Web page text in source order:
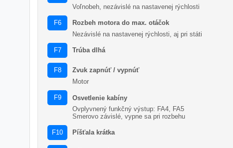
Voľnobeh, nezávislé na nastavenej rýchlosti
F6
Rozbeh motora do max. otáčok
Nezávislé na nastavenej rýchlosti, aj pri státi
F7 Trúba dlhá
F8
Zvuk zapnúť / vypnúť
Motor
F9
Osvetlenie kabíny
Ovplyvnený funkčný výstup: FA4, FA5
Smerovo závislé, vypne sa pri rozbehu
F10 Píšťala krátka